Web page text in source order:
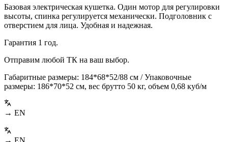
Базовая электрическая кушетка. Один мотор для регулировки
высоты, спинка регулируется механически. Подголовник с
отверстием для лица. Удобная и надежная.
Гарантия 1 год.
Отправим любой ТК на ваш выбор.
Габаритные размеры: 184*68*52/88 см / Упаковочные
размеры: 186*70*52 см, вес брутто 50 кг, объем 0,68 куб/м
→ EN
→ EN